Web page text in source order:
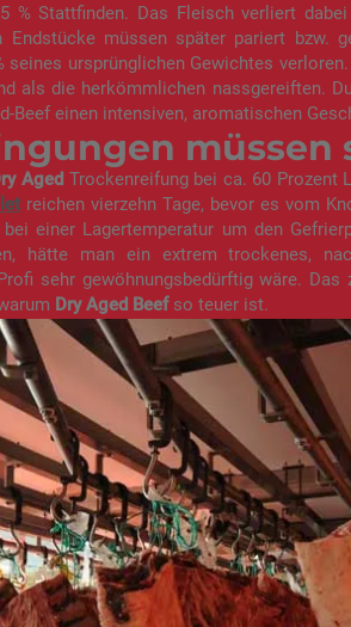
% Stattfinden. Das Fleisch verliert
Endstücke müssen später pariert bzw.
seines ursprünglichen Gewichtes
als die herkömmlichen nassgereiften.
Beef einen intensiven, aromatischen
müssen
Aged Trockenreifung bei ca. 60 Prozent
reichen vierzehn Tage, bevor es vom
einer Lagertemperatur um den
hätte man ein extrem trockenes,
sehr gewöhnungsbedürftig wäre.
Dry Aged Beefso teuer ist.